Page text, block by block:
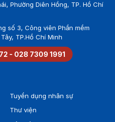
Phường Diên Hồng, TP. Hồ Chí
số 3, Công viên Phần mềm
TP.Hồ Chí Minh
- 028 7309 1991
Tuyển dụng nhân sự
Thư viện